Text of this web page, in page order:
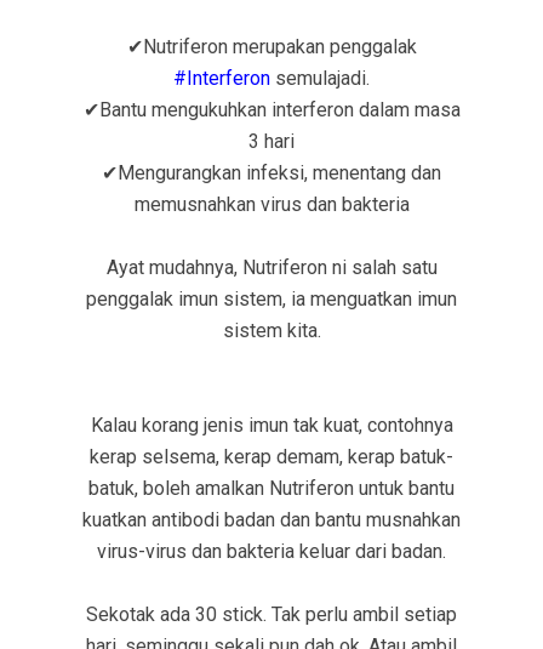
✔Nutriferon merupakan penggalak
#Interferon semulajadi.
✔Bantu mengukuhkan interferon dalam masa
3 hari
✔Mengurangkan infeksi, menentang dan
memusnahkan virus dan bakteria
Ayat mudahnya, Nutriferon ni salah satu
penggalak imun sistem, ia menguatkan imun
sistem kita.
Kalau korang jenis imun tak kuat, contohnya
kerap selsema, kerap demam, kerap batuk-
batuk, boleh amalkan Nutriferon untuk bantu
kuatkan antibodi badan dan bantu musnahkan
virus-virus dan bakteria keluar dari badan.
Sekotak ada 30 stick. Tak perlu ambil setiap